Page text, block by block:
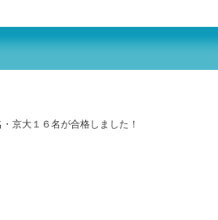
京大１６名が合格しました！